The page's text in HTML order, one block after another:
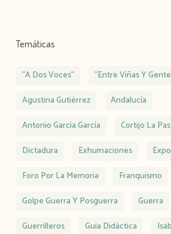
Temáticas
"A Dos Voces"
"Entre Viñas Y
Agustina Gutiérrez
Andalucía
Antonio García García
Cortijo La
Dictadura
Exhumaciones
Foro Por La Memoria
Franquismo
Golpe Guerra Y Posguerra
Guerra
Guerrilleros
Guia Didáctica